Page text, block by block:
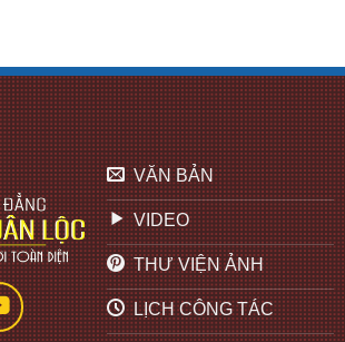
VĂN BẢN
VIDEO
THƯ VIỆN ẢNH
LỊCH CÔNG TÁC